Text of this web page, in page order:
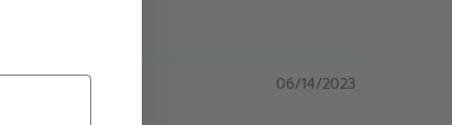
06/14/2023